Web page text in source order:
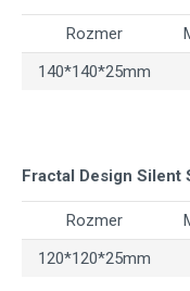
Rozmer
140*140*25mm
Fractal Design Silent
Rozmer
120*120*25mm